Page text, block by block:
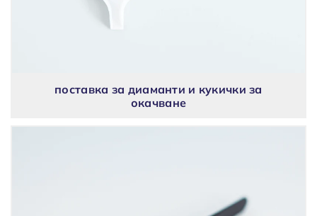
поставка за диаманти и кукички за
окачване